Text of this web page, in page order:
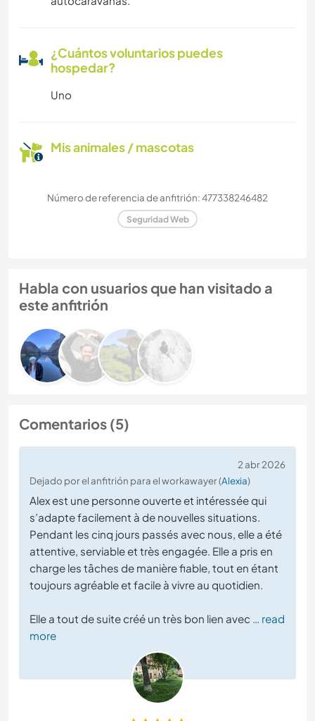
¿Cuántos voluntarios puedes
hospedar?
Uno
Mis animales / mascotas
Número de referencia de anfitrión: 477338246482
Seguridad Web
Habla con usuarios que han visitado a
este anfitrión
Comentarios (5)
2 abr 2026
Dejado por el anfitrión para el workawayer (Alexia)
Alex est une personne ouverte et intéressée qui
s’adapte facilement à de nouvelles situations.
Pendant les cinq jours passés avec nous, elle a été
attentive, serviable et très engagée. Elle a pris en
charge les tâches de manière fiable, tout en étant
toujours agréable et facile à vivre au quotidien.
Elle a tout de suite créé un très bon lien avec … read
more